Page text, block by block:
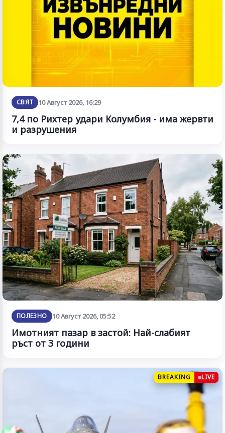
СВЯТ 10 Август 2026, 16:29
7,4 по Рихтер удари Колумбия - има жервти
и разрушения
ПОЛЕЗНО 10 Август 2026, 05:52
Имотният пазар в застой: Най-слабият
ръст от 3 години
BREAKING LIVE